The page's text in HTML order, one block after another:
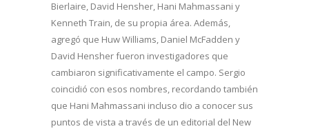
Bierlaire, David Hensher, Hani Mahmassani y
Kenneth Train, de su propia área. Además,
agregó que Huw Williams, Daniel McFadden y
David Hensher fueron investigadores que
cambiaron significativamente el campo. Sergio
coincidió con esos nombres, recordando también
que Hani Mahmassani incluso dio a conocer sus
puntos de vista a través de un editorial del New